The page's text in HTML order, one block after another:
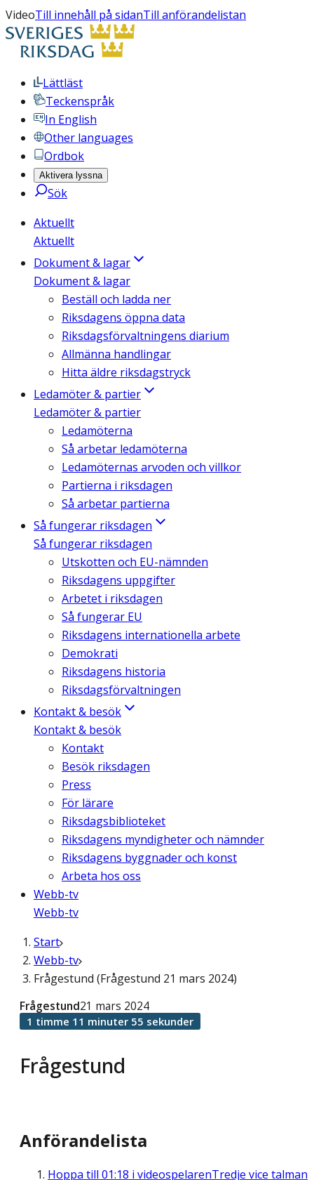
VideoTill innehåll på sidanTill anförandelistan
Lättläst
Teckenspråk
In English
Other languages
Ordbok
Aktivera lyssna
Sök
Aktuellt
Aktuellt
Dokument & lagar
Dokument & lagar
Beställ och ladda ner
Riksdagens öppna data
Riksdagsförvaltningens diarium
Allmänna handlingar
Hitta äldre riksdagstryck
Ledamöter & partier
Ledamöter & partier
Ledamöterna
Så arbetar ledamöterna
Ledamöternas arvoden och villkor
Partierna i riksdagen
Så arbetar partierna
Så fungerar riksdagen
Så fungerar riksdagen
Utskotten och EU-nämnden
Riksdagens uppgifter
Arbetet i riksdagen
Så fungerar EU
Riksdagens internationella arbete
Demokrati
Riksdagens historia
Riksdagsförvaltningen
Kontakt & besök
Kontakt & besök
Kontakt
Besök riksdagen
Press
För lärare
Riksdagsbiblioteket
Riksdagens myndigheter och nämnder
Riksdagens byggnader och konst
Arbeta hos oss
Webb-tv
Webb-tv
Start
Webb-tv
Frågestund (Frågestund 21 mars 2024)
Frågestund
Frågestund21 mars 2024
1 timme 11 minuter 55 sekunder
Anförandelista
Hoppa till 01:18 i videospelarenTredje vice talman